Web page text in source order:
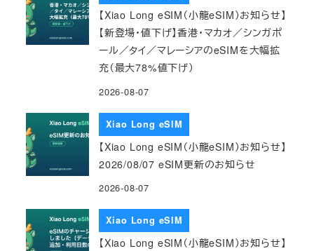
【Xiao Long eSIM（小龍eSIM）お知らせ】
【新登場・値下げ】香港・マカオ／シンガポ
ール／タイ／マレーシアのeSIMを大幅拡
充（最大78%値下げ）
2026-08-07
Xiao Long eSIM
【Xiao Long eSIM（小龍eSIM）お知らせ】
2026/08/07 eSIM更新のお知らせ
2026-08-07
Xiao Long eSIM
【Xiao Long eSIM（小龍eSIM）お知らせ】